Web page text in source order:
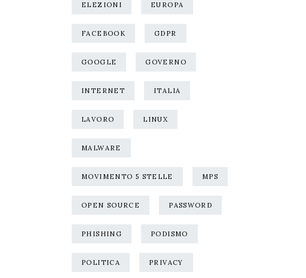
ELEZIONI EUROPA
FACEBOOK GDPR
GOOGLE GOVERNO
INTERNET ITALIA
LAVORO LINUX
MALWARE
MOVIMENTO 5 STELLE MPS
OPEN SOURCE PASSWORD
PHISHING PODISMO
POLITICA PRIVACY